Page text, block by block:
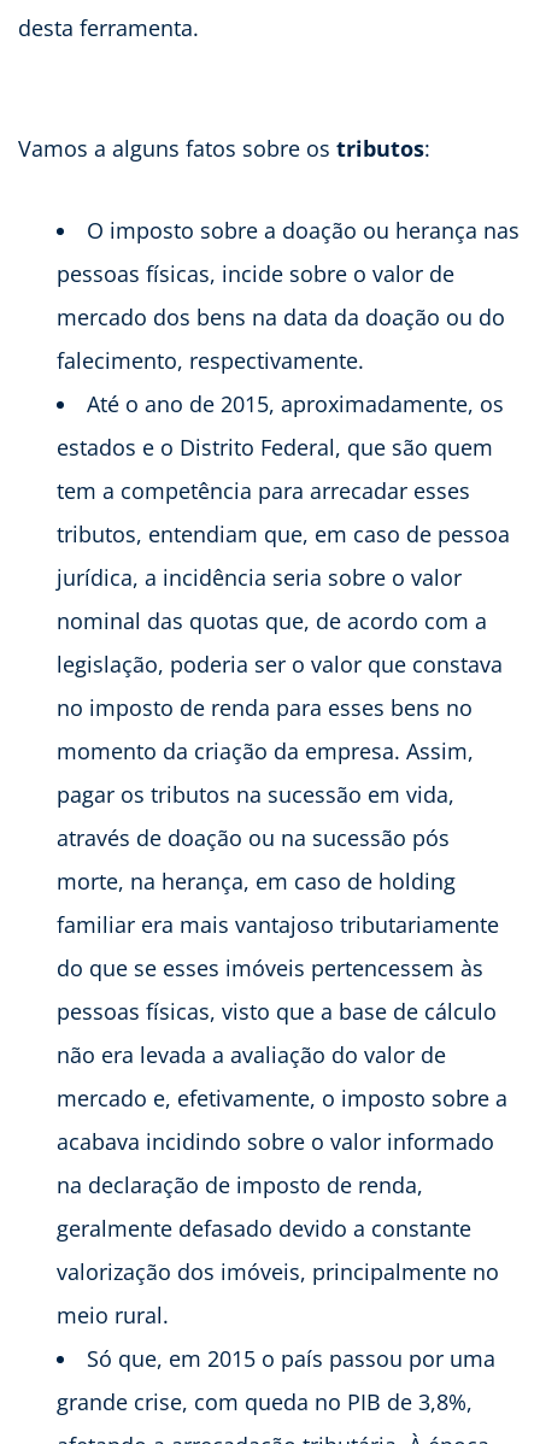
desta ferramenta.
Vamos a alguns fatos sobre os tributos:
O imposto sobre a doação ou herança nas
pessoas físicas, incide sobre o valor de
mercado dos bens na data da doação ou do
falecimento, respectivamente.
Até o ano de 2015, aproximadamente, os
estados e o Distrito Federal, que são quem
tem a competência para arrecadar esses
tributos, entendiam que, em caso de pessoa
jurídica, a incidência seria sobre o valor
nominal das quotas que, de acordo com a
legislação, poderia ser o valor que constava
no imposto de renda para esses bens no
momento da criação da empresa. Assim,
pagar os tributos na sucessão em vida,
através de doação ou na sucessão pós
morte, na herança, em caso de holding
familiar era mais vantajoso tributariamente
do que se esses imóveis pertencessem às
pessoas físicas, visto que a base de cálculo
não era levada a avaliação do valor de
mercado e, efetivamente, o imposto sobre a
acabava incidindo sobre o valor informado
na declaração de imposto de renda,
geralmente defasado devido a constante
valorização dos imóveis, principalmente no
meio rural.
Só que, em 2015 o país passou por uma
grande crise, com queda no PIB de 3,8%,